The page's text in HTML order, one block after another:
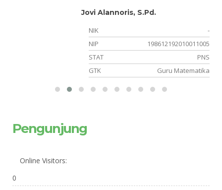
Jovi Alannoris, S.Pd.
NIK
-
NIP
198612192010011005
STAT
PNS
GTK
Guru Matematika
Pengunjung
Online Visitors:
0